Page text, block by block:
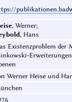
, Werner;
, Hans
Existenzproblem der
Werner Heise und